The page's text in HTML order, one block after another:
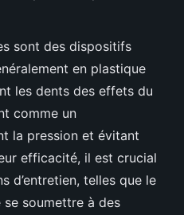
sont des dispositifs
en plastique
les dents des effets du
comme un
la pression et évitant
efficacité, il est crucial
d’entretien, telles que le
soumettre à des